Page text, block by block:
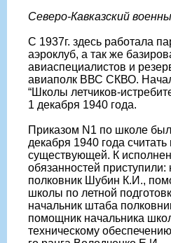
Северо-Кавказский
С 1937г. здесь работала
аэроклуб, а так же
авиаспециалистов и
авиаполк ВВС СКВО.
“Школы летчиков-
1 декабря 1940 года.
Приказом N1 по школе
декабря 1940 года
существующей. К
обязанностей
полковник Шубин К.И.,
школы по летной
начальник штаба
помощник начальника
техническому